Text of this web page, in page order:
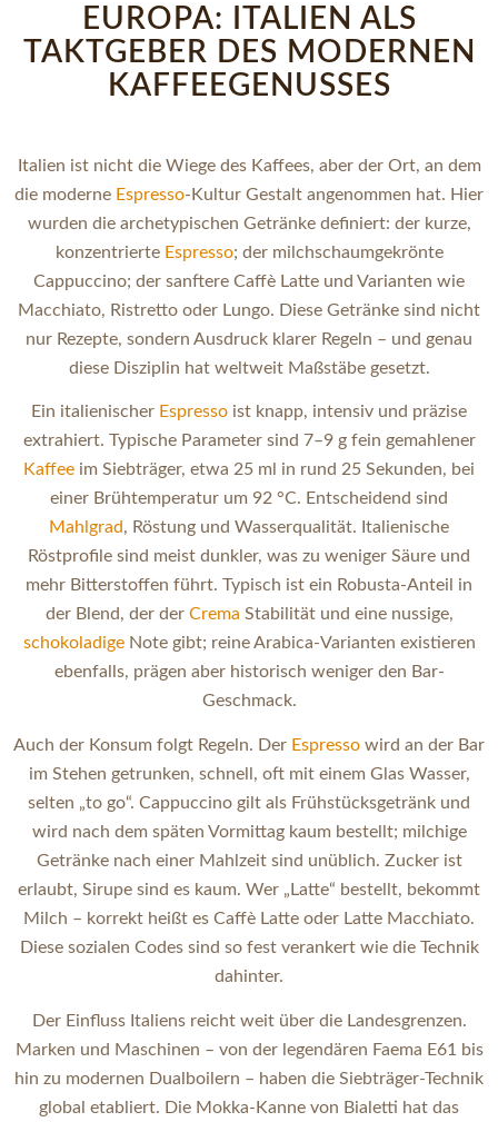
EUROPA: ITALIEN ALS
TAKTGEBER DES MODERNEN
KAFFEEGENUSSES
Italien ist nicht die Wiege des Kaffees, aber der Ort, an dem
die moderne Espresso-Kultur Gestalt angenommen hat. Hier
wurden die archetypischen Getränke definiert: der kurze,
konzentrierte Espresso; der milchschaumgekrönte
Cappuccino; der sanftere Caffè Latte und Varianten wie
Macchiato, Ristretto oder Lungo. Diese Getränke sind nicht
nur Rezepte, sondern Ausdruck klarer Regeln – und genau
diese Disziplin hat weltweit Maßstäbe gesetzt.
Ein italienischer Espresso ist knapp, intensiv und präzise
extrahiert. Typische Parameter sind 7–9 g fein gemahlener
Kaffee im Siebträger, etwa 25 ml in rund 25 Sekunden, bei
einer Brühtemperatur um 92 °C. Entscheidend sind
Mahlgrad, Röstung und Wasserqualität. Italienische
Röstprofile sind meist dunkler, was zu weniger Säure und
mehr Bitterstoffen führt. Typisch ist ein Robusta-Anteil in
der Blend, der der Crema Stabilität und eine nussige,
schokoladigeNote gibt; reine Arabica-Varianten existieren
ebenfalls, prägen aber historisch weniger den Bar-
Geschmack.
Auch der Konsum folgt Regeln. Der Espresso wird an der Bar
im Stehen getrunken, schnell, oft mit einem Glas Wasser,
selten „to go“. Cappuccino gilt als Frühstücksgetränk und
wird nach dem späten Vormittag kaum bestellt; milchige
Getränke nach einer Mahlzeit sind unüblich. Zucker ist
erlaubt, Sirupe sind es kaum. Wer „Latte“ bestellt, bekommt
Milch – korrekt heißt es Caffè Latte oder Latte Macchiato.
Diese sozialen Codes sind so fest verankert wie die Technik
dahinter.
Der Einfluss Italiens reicht weit über die Landesgrenzen.
Marken und Maschinen – von der legendären Faema E61 bis
hin zu modernen Dualboilern – haben die Siebträger-Technik
global etabliert. Die Mokka-Kanne von Bialetti hat das